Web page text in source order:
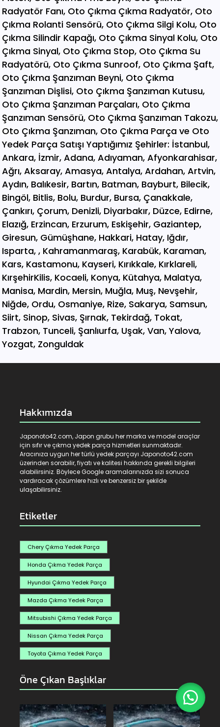
Hakkımızda
Japonoto42.com, Japon grubu her marka ve model araçlar
için sıfır ve çıkma yedek parça hizmetleri sunmaktadır.
Aracınıza uygun her türlü yedek parçayı Japonoto42.com
üzerinden sorabilir, fiyatı ve kalitesi hakkında gerekli bilgileri
alabilirsiniz. Böylece Google aramalarınızda sizi sonuca
vardıracak çözümlere hızlı ve benzersiz bir şekilde
ulaşabilirsiniz.
Etiketler
Chery Çıkma Yedek Parça
Honda Çıkma Yedek Parça
Hyundai Çıkma Yedek Parça
Mazda Çıkma Yedek Parça
Mitsubishi Çıkma Yedek Parça
Nissan Çıkma Yedek Parça
Toyota Çıkma Yedek Parça
Öne Çıkan Başlıklar